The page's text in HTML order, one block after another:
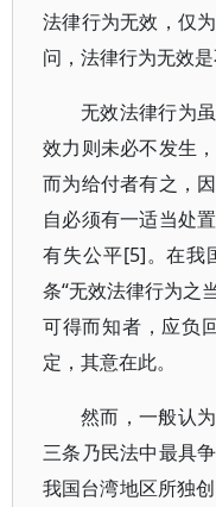
法律行为无效，仅
问，法律行为无效
无效法律行为
效力则未必不发生
而为给付者有之，
自必须有一适当处
有失公平[5]。在我
条“无效法律行为之
可得而知者，应负
定，其意在此。
然而，一般认
三条乃民法中最具
我国台湾地区所独